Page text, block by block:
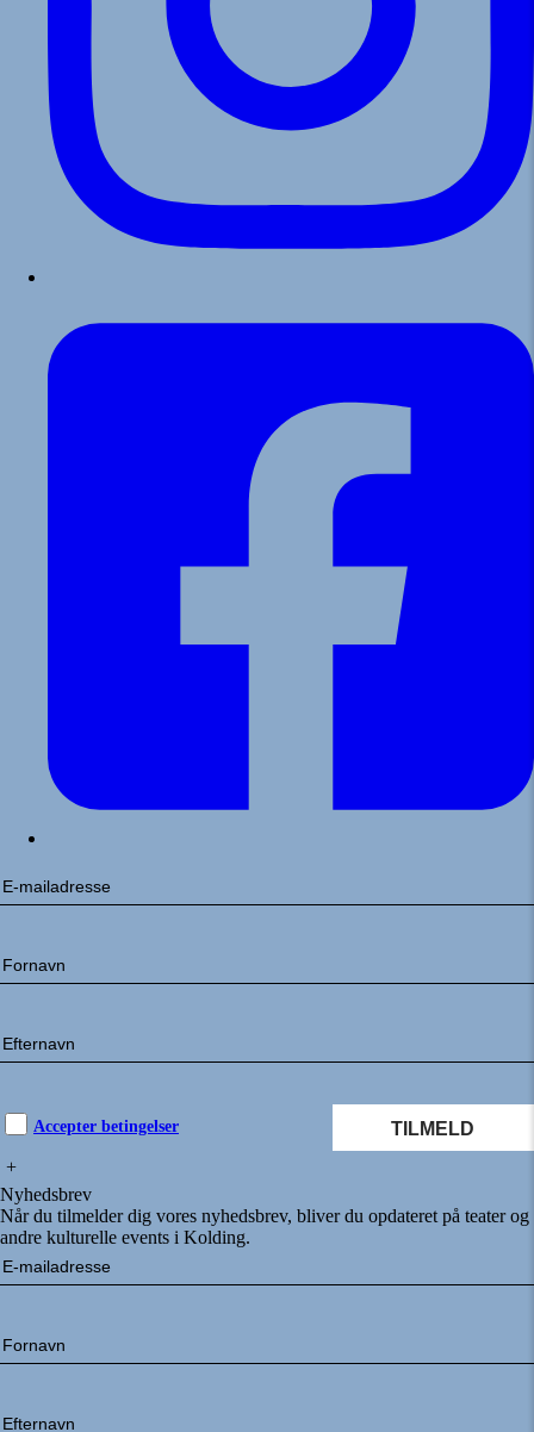
Accepter betingelser
+
Nyhedsbrev
Når du tilmelder dig vores nyhedsbrev, bliver du opdateret på teater og
andre kulturelle events i Kolding.